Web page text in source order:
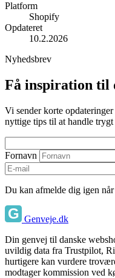
Platform
Shopify
Opdateret
10.2.2026
Nyhedsbrev
Få inspiration til
Vi sender korte
nyttige tips til at handle
Fornavn
Du kan afmelde dig igen når
Genveje.dk
Din genvej til danske
uvildig data fra Trustpilot,
hurtigere kan vurdere
modtager kommission ved